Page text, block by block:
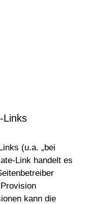
Links
(u.a. „bei
Link handelt es
kann die